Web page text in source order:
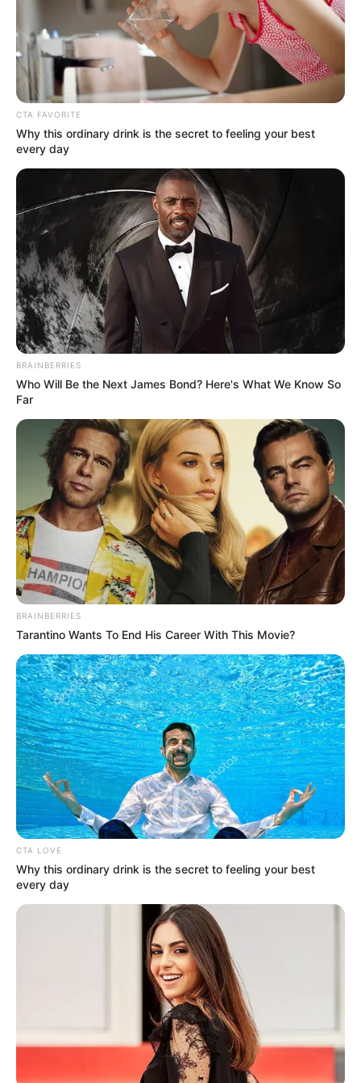
(foto: youtube/athallanaufal)
2. Tak ingin monoton, garden dipilih dengan aksen
geomtrik dengan beberapa warna sehingga lebih
terkesan ramai
(foto: youtube/athallanaufal)
3. Furniture masih belum datang, ini adalah ruang
tamu dan ruang televisi sementara dengan gorden
yang memiliki aksen sama dengan pintu masuk
(foto: youtube/athallanaufal)
3. Ruang televisi berbatasan langsung dengan dapur
bersih yang disampingnya terdapat tempat makan
minimalis untuk dua orang
CTA FAVORITE
Why this ordinary drink is the secret to feeling your best
every day
BRAINBERRIES
Who Will Be the Next James Bond? Here's What We Know So
Far
BRAINBERRIES
Tarantino Wants To End His Career With This Movie?
CTA LOVE
Why this ordinary drink is the secret to feeling your best
every day